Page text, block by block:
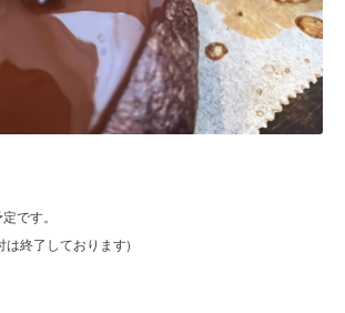
です。
は終了しております)